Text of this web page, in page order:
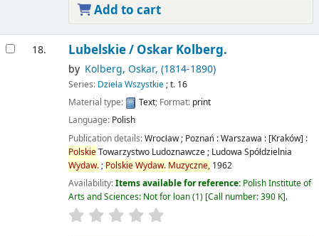
Add to cart
18. Lubelskie / Oskar Kolberg.
by Kolberg, Oskar, (1814-1890)
Series: Dzieła Wszystkie; t. 16
Material type:
Text; Format: print
Language: Polish
Publication details:Wrocław ; Poznań : Warszawa : [Kraków] :
PolskieTowarzystwo Ludoznawcze ; Ludowa Spółdzielnia
Wydaw.; PolskieWydaw. Muzyczne, 1962
Availability:Items available for reference: Polish Institute of
Arts and Sciences: Not for loan(1) Call number:390 K .